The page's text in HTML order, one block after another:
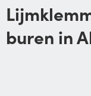
Lijmklemmen huren van je
buren in